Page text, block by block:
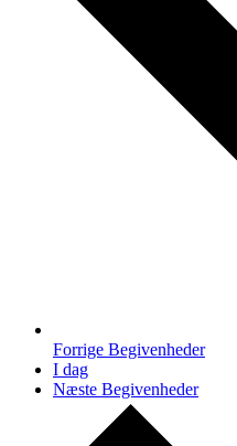
Forrige Begivenheder
I dag
Næste Begivenheder